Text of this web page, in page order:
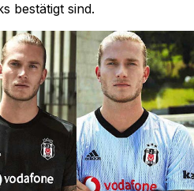
bestätigt sind.